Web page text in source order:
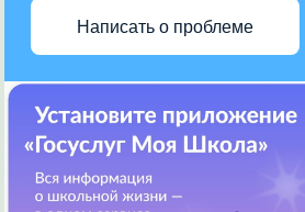
Написать о проблеме